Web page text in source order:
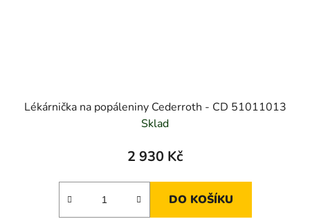
Lékárnička na popáleniny Cederroth - CD 51011013
Sklad
2 930 Kč
DO KOŠÍKU